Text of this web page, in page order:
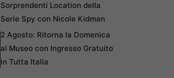
Sorprendenti Location della
Serie Spy con Nicole Kidman
2 Agosto: Ritorna la Domenica
al Museo con Ingresso Gratuito
in Tutta Italia